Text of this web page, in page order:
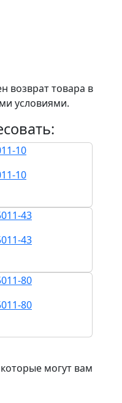
возврат товара в
условиями.
10
43
80
могут вам